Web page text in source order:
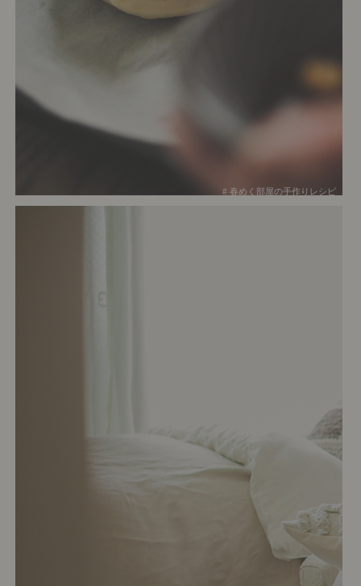
# 春めく部屋の手作りレシピ